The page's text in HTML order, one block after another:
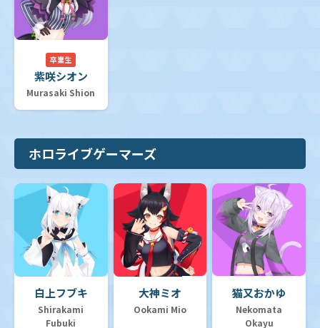
卒業生
紫咲シオン
Murasaki Shion
ホロライブゲーマーズ
白上フブキ
Shirakami
Fubuki
大神ミオ
Ookami Mio
猫又おかゆ
Nekomata
Okayu